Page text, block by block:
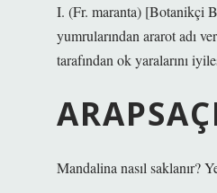
I. (Fr. maranta) [Botanikçi
yumrularından ararot adı
tarafından ok yaralarını
Mandalina nasıl saklanır?